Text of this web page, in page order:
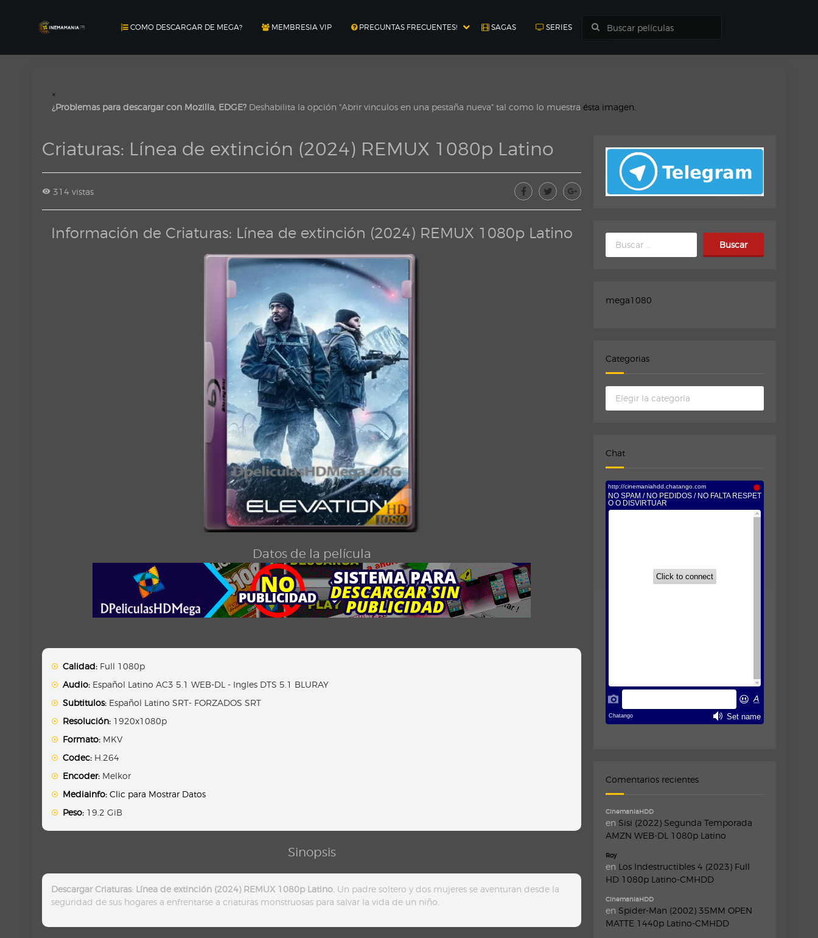
COMO DESCARGAR DE MEGA? MEMBRESIA VIP PREGUNTAS FRECUENTES! SAGAS SERIES
×
¿Problemas para descargar con Mozilla, EDGE? Deshabilita la opción "Abrir vinculos en una pestaña nueva" tal como lo muestra ésta imagen.
Criaturas: Línea de extinción (2024) REMUX 1080p Latino
314 vistas
Información de Criaturas: Línea de extinción (2024) REMUX 1080p Latino
Datos de la película
Calidad: Full 1080p
Audio: Español Latino AC3 5.1 WEB-DL - Ingles DTS 5.1 BLURAY
Subtitulos: Español Latino SRT- FORZADOS SRT
Resolución: 1920x1080p
Formato: MKV
Codec: H.264
Encoder: Melkor
Mediainfo: Clic para Mostrar Datos
Peso: 19.2 GiB
Sinopsis
Descargar Criaturas: Línea de extinción (2024) REMUX 1080p Latino. Un padre soltero y dos mujeres se aventuran desde la
seguridad de sus hogares a enfrentarse a criaturas monstruosas para salvar la vida de un niño.
Buscar:
mega1080
Categorias
Categorias
Chat
Comentarios recientes
CinemaniaHDD
en Sisi (2022) Segunda Temporada
AMZN WEB-DL 1080p Latino
Roy
en Los Indestructibles 4 (2023) Full
HD 1080p Latino-CMHDD
CinemaniaHDD
en Spider-Man (2002) 35MM OPEN
MATTE 1440p Latino-CMHDD